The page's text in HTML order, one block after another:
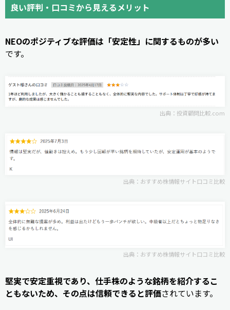
良い評判・口コミから見えるメリット
NEOのポジティブな評価は「安定性」に関するものが多い
です。
出典： 投資顧問比較.com
出典： おすすめ株情報サイト口コミ比較
出典： おすすめ株情報サイト口コミ比較
堅実で安定重視であり、仕手株のような銘柄を紹介するこ
ともないため、その点は信頼できると評価されています。